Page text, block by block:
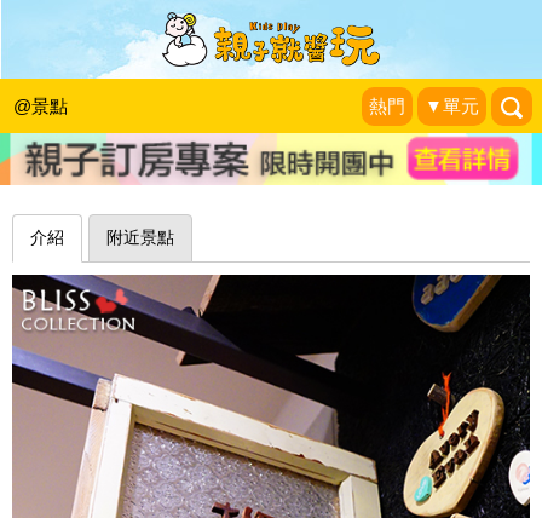
@景點 熱門 ▼單元
簡單做，充滿溫度的手作DIY～楞子手
作(中友百貨誠品生活文創平台)
幸福典藏N部曲|2015-08-06
介紹 附近景點